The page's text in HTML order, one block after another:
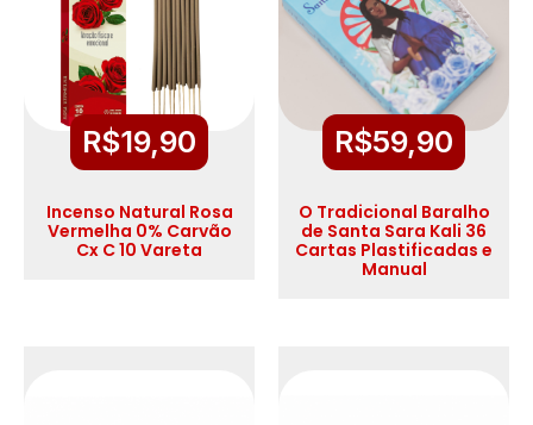
R$19,90
Incenso Natural Rosa
Vermelha 0% Carvão
Cx C 10 Vareta
R$59,90
O Tradicional Baralho
de Santa Sara Kali 36
Cartas Plastificadas e
Manual